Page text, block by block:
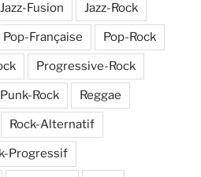
Jazz-Fusion Jazz-Rock
Pop-Française Pop-Rock
Progressive-Rock
Punk-Rock Reggae
Rock-Alternatif
Progressif